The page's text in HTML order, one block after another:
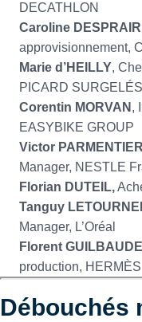
DECATHLON
Caroline
approvisionnement,
Marie d’HEILLY,
PICARD SURGELÉS
Corentin MORVAN ,
EASYBIKE GROUP
Victor
Manager, NESTLE
Florian DUTEIL,
Tanguy
Manager, L’Oréal
Florent
production, HERMÈS
Débouchés